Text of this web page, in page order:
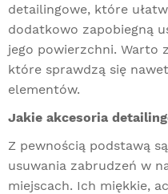
detailingowe, które
dodatkowo zapobiegną
jego powierzchni. Warto
które sprawdzą się
elementów.
Jakie akcesoria
Z pewnością podstawą
usuwania zabrudzeń w
miejscach. Ich miękkie,